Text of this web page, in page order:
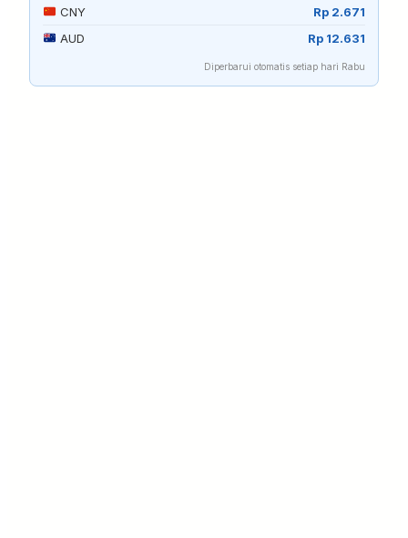
CNY
Rp 2.671
AUD
Rp 12.631
Diperbarui otomatis setiap hari Rabu